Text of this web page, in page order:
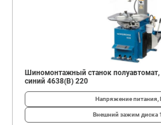
Шиномонтажный станок
синий 4638(B) 220
Напряжение питания,
Внешний зажим диска